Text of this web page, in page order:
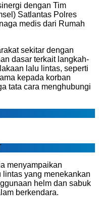
dengan Tim
Satlantas Polres
medis dari Rumah
sekitar dengan
dasar terkait langkah-
lalu lintas, seperti
kepada korban
tata cara menghubungi
menyampaikan
yang menekankan
helm dan sabuk
berkendara.